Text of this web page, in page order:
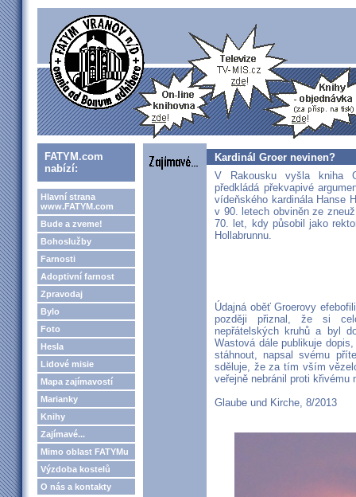
FATYM.com
nabízí:
Hlavní strana
www.FATYM.com
Bude a zveme!
Bohoslužby
Farnosti
Adoptivní farnost
Zpravodaj
Bylo
Foto
Hesla
Lidové misie
Mapa zajímavostí
Marianky
Knihy
Zajímavé...
Mimo oblast FATYMu
Výzdoba kostelů
O nás a kontakty
Kardinál Groer nevinen?
V Rakousku vyšla kniha
předkládá překvapivé
vídeňského kardinála Hanse
v 90. letech obviněn ze
70. let, kdy působil jako
Hollabrunnu.
Údajná oběť Groerovy
později přiznal, že si
nepřátelských kruhů a byl
Wastová dále publikuje
stáhnout, napsal svému
sděluje, že za tím vším
veřejně nebránil proti křivému
Glaube und Kirche, 8/2013